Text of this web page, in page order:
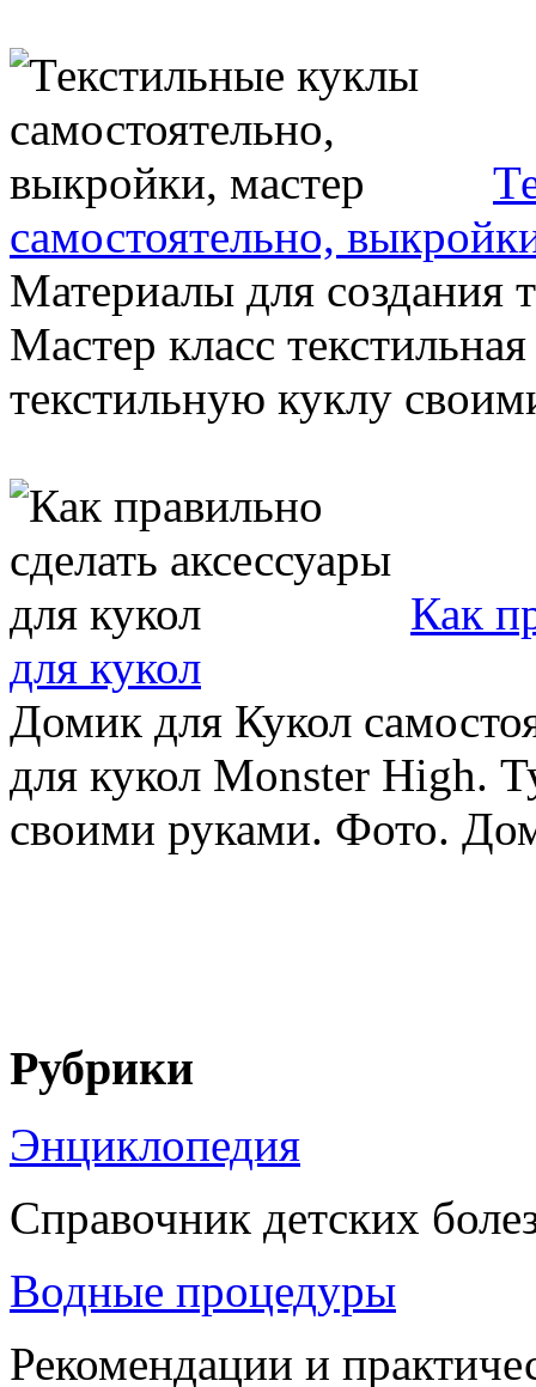
самостоятельно,
Материалы для создания
Мастер класс
текстильную куклу
Как
для кукол
Домик для Кукол
для кукол Monster High.
своими руками. Фото.
Рубрики
Энциклопедия
Справочник детских
Водные процедуры
Рекомендации и